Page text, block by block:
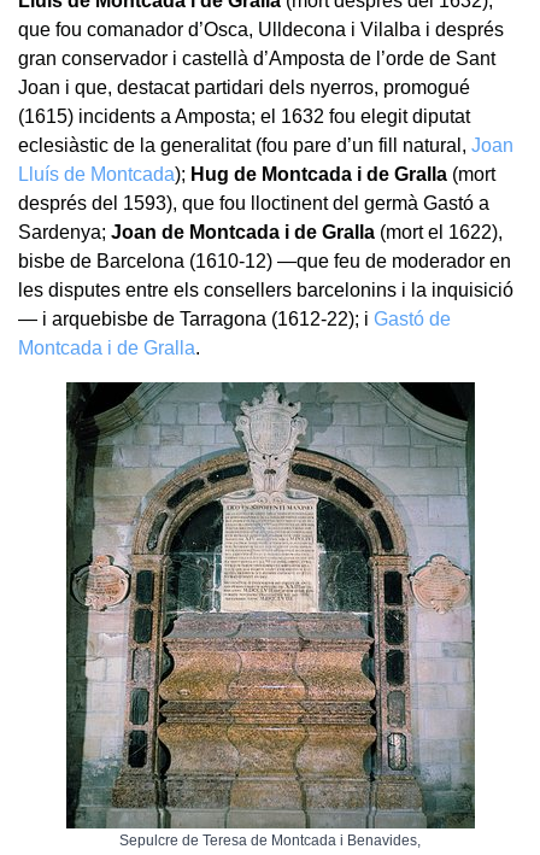
que fou comanador d’Osca, Ulldecona i Vilalba i després
gran conservador i castellà d’Amposta de l’orde de Sant
Joan i que, destacat partidari dels nyerros, promogué
(1615) incidents a Amposta; el 1632 fou elegit diputat
eclesiàstic de la generalitat (fou pare d’un fill natural, Joan
Lluís de Montcada); Hug de Montcada i de Gralla (mort
després del 1593), que fou lloctinent del germà Gastó a
Sardenya; Joan de Montcada i de Gralla (mort el 1622),
bisbe de Barcelona (1610-12) —que feu de moderador en
les disputes entre els consellers barcelonins i la inquisició
— i arquebisbe de Tarragona (1612-22); i Gastó de
Montcada i de Gralla.
Sepulcre de Teresa de Montcada i Benavides,